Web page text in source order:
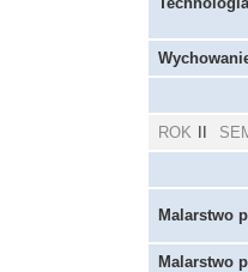
ROK
Malarstwo
Malarstwo